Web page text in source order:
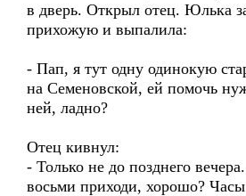
в дверь. Открыл отец. Юлька
прихожую и выпалила:
- Пап, я тут одну одинокую
на Семеновской, ей помочь
ней, ладно?
Отец кивнул:
- Только не до позднего
восьми приходи, хорошо?